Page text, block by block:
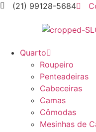
(21) 99128-5684
Quarto
Roupeiro
Penteadeiras
Cabeceiras
Camas
Cômodas
Mesinhas de